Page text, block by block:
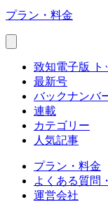
プラン・料金
致知電子版 ト
最新号
バックナンバ
連載
カテゴリー
人気記事
プラン・料金
よくある質問
運営会社